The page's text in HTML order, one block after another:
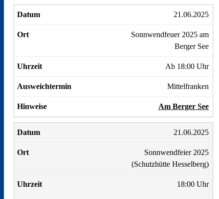
21.06.2025
Sonnwendfeuer 2025 am
Berger See
Ab 18:00 Uhr
Mittelfranken
Am Berger See
21.06.2025
Sonnwendfeier 2025
(Schutzhütte Hesselberg)
18:00 Uhr